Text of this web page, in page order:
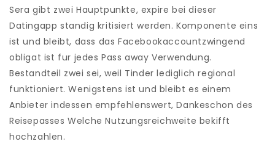
Sera gibt zwei Hauptpunkte, expire bei dieser
Datingapp standig kritisiert werden. Komponente eins
ist und bleibt, dass das Facebookaccountzwingend
obligat ist fur jedes Pass away Verwendung.
Bestandteil zwei sei, weil Tinder lediglich regional
funktioniert. Wenigstens ist und bleibt es einem
Anbieter indessen empfehlenswert, Dankeschon des
Reisepasses Welche Nutzungsreichweite bekifft
hochzahlen.